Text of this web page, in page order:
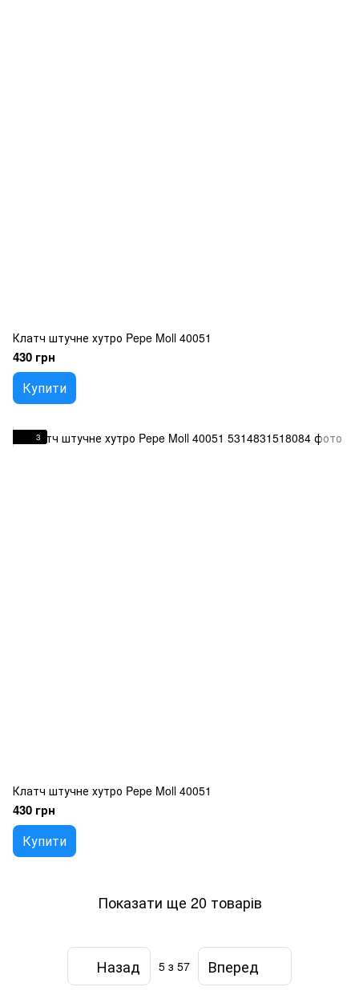
Клатч штучне хутро Pepe Moll 40051
430 грн
Купити
3
Клатч штучне хутро Pepe Moll 40051
430 грн
Купити
Показати ще 20 товарів
Назад 5 з 57 Вперед